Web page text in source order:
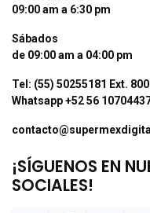
09:00 am a 6:30 pm
Sábados
de 09:00 am a 04:00 pm
Tel: (55) 50255181 Ext.
Whatsapp +52 56
¡SÍGUENOS EN
SOCIALES!